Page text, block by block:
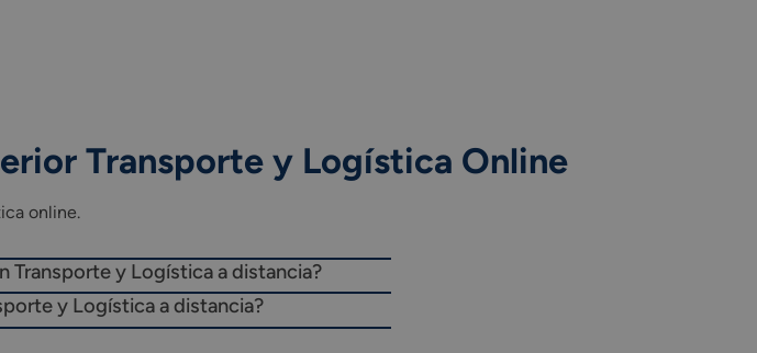
Superior).
Transporte y Logística Online
online.
Transporte y Logística a distancia?
y Logística a distancia?